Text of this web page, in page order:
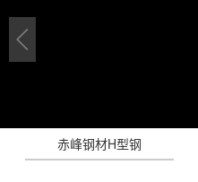
赤峰钢材H型钢